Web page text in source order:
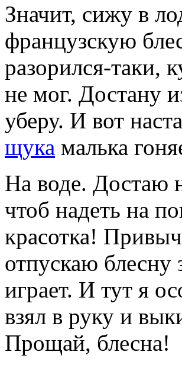
Значит, сижу в
французскую
разорился-таки,
не мог. Достану
уберу. И вот
щука малька
На воде. Достаю
чтоб надеть на
красотка!
отпускаю блесну
играет. И тут я
взял в руку и
Прощай, блесна!